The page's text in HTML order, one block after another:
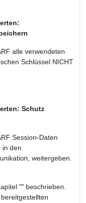
alle verwendeten
Schlüssel NICHT
Schutz
Session-Daten
in den
weitergeben.
"" beschrieben.